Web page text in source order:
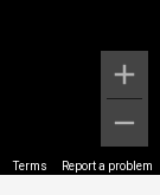
Terms Report a problem